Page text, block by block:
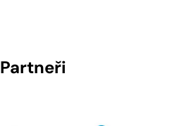
Partneři